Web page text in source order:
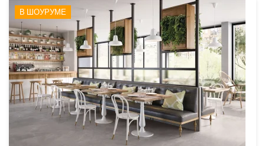
В ШОУРУМЕ